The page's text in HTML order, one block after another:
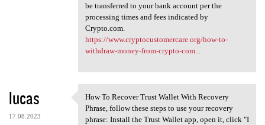
be transferred to your bank account per the
processing times and fees indicated by
Crypto.com.
https://www.cryptocustomercare.org/how-to-
withdraw-money-from-crypto-com...
lucas
17.08.2023
How To Recover Trust Wallet
How To Recover Trust Wallet With Recovery
Phrase, follow these steps to use your recovery
phrase: Install the Trust Wallet app, open it, click "I